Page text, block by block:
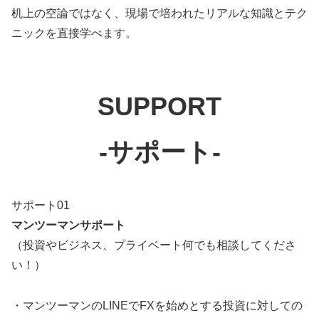
机上の空論ではなく、現場で培われたリアルな知識とテク
ニックを直接学べます。
SUPPORT
-サポート-
サポート01
マンツーマンサポート
（投資やビジネス、プライベート何でも相談してくださ
い！）
・マンツーマンのLINEでFXを始めとする投資に対しての